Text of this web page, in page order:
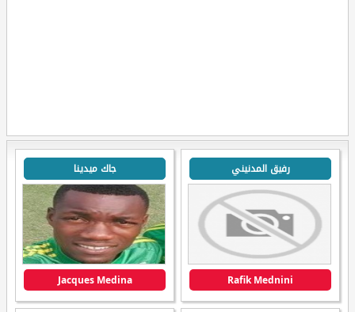
رفيق المدنيني
Rafik Mednini
جاك ميدينا
Jacques Medina